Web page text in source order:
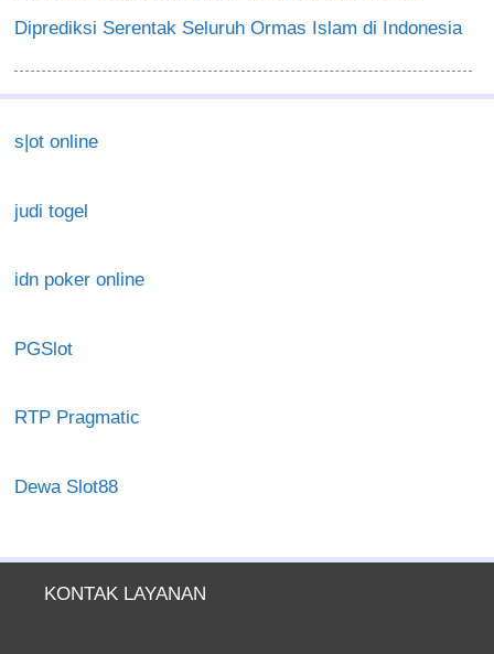
Diprediksi Serentak Seluruh Ormas Islam di Indonesia
s|ot online
judi togel
idn poker online
PGSlot
RTP Pragmatic
Dewa Slot88
KONTAK LAYANAN